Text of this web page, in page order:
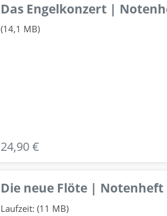
Das Engelkonzert |
(14,1 MB)
24,90 €
Die neue Flöte |
Laufzeit: (11 MB)